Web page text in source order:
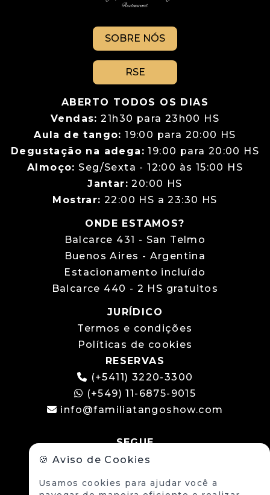
SOBRE NÓS
RSE
ABERTO TODOS OS DIAS
Vendas: 21h30 para 23h00 HS
Aula de tango: 19:00 para 20:00 HS
Degustação na adega: 19:00 para 20:00 HS
Almoço: Seg/Sexta - 12:00 às 15:00 HS
Jantar: 20:00 HS
Mostrar: 22:00 HS a 23:30 HS
ONDE ESTAMOS?
Balcarce 431 - San Telmo
Buenos Aires - Argentina
Estacionamento incluído
Balcarce 440 - 2 HS gratuitos
JURÍDICO
Termos e condições
Políticas de cookies
RESERVAS
(+5411) 3220-3300
(+549) 11-6875-9015
info@familiatangoshow.com
SEGUE
🍪 Aviso de Cookies
Usamos cookies para ajudar você a